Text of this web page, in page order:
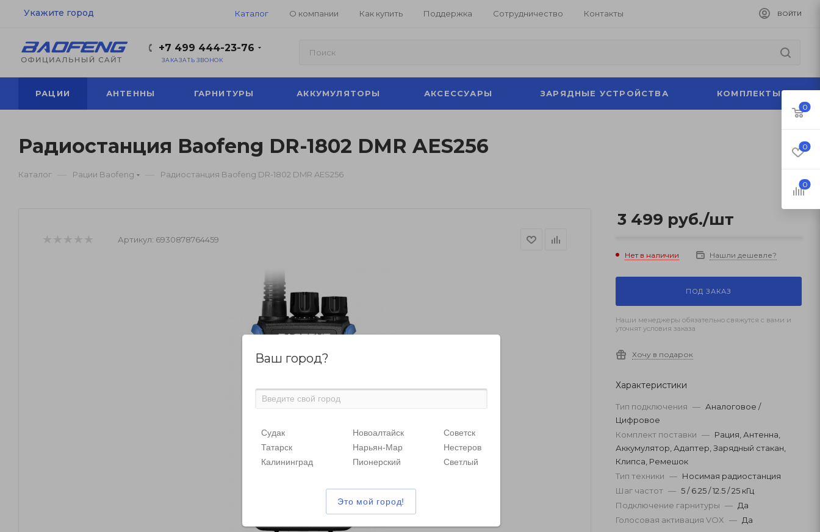
Укажите город
Ваш город?
Судак
Татарск
Калининград
Новоалтайск
Нарьян-Мар
Пионерский
Советск
Нестеров
Светлый
Каталог О компании Как купить Поддержка Сотрудничество Контакты ВОЙТИ
+7 499 444-23-76
ЗАКАЗАТЬ ЗВОНОК
РАЦИИ АНТЕННЫ ГАРНИТУРЫ АККУМУЛЯТОРЫ АКСЕССУАРЫ ЗАРЯДНЫЕ УСТРОЙСТВА КОМПЛЕКТЫ
Радиостанция Baofeng DR-1802 DMR AES256
Каталог Рации Baofeng Радиостанция Baofeng DR-1802 DMR AES256
Артикул: 6930878764459
3 499 руб./шт
Нет в наличии Нашли дешевле?
ПОД ЗАКАЗ
Наши менеджеры обязательно свяжутся с вами и
уточнят условия заказа
Хочу в подарок
Характеристики
Тип подключения — Аналоговое /
Цифровое
Комплект поставки — Рация, Антенна,
Аккумулятор, Адаптер, Зарядный стакан,
Клипса, Ремешок
Тип техники — Носимая радиостанция
Шаг частот — 5 / 6.25 / 12.5 / 25 кГц
Подключение гарнитуры — Да
Голосовая активация VOX — Да
0
0
0